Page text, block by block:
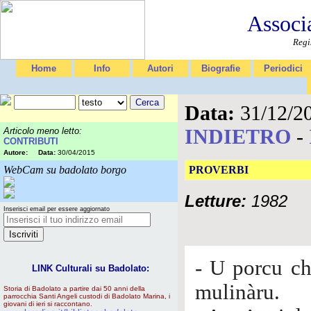
Home Info Autori Biografie Periodici
Articolo meno letto:
CONTRIBUTI
Autore: Data: 30/04/2015
WebCam su badolato borgo
Inserisci email per essere aggiornato
LINK Culturali su Badolato:
Storia di Badolato a partire dai 50 anni della
parrocchia Santi Angeli custodi di Badolato Marina, i
giovani di ieri si raccontano.
Data: 31/12/
INDIETRO -
PROVERBI
Letture: 1982
- U porcu
mulinàru.